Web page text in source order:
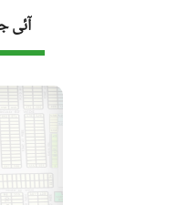
تفریح
آئی